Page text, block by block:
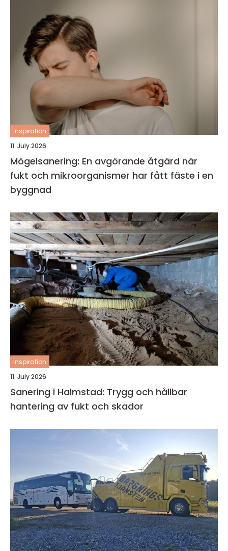
inspiration
11. July 2026
Mögelsanering: En avgörande åtgärd när
fukt och mikroorganismer har fått fäste i en
byggnad
inspiration
11. July 2026
Sanering i Halmstad: Trygg och hållbar
hantering av fukt och skador